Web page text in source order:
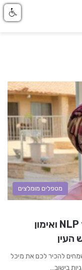
מטפלים מומלצים
מיכל פנחסי – טיפול רגשי מאסטר NLP ואימון
העין
להכיר לכם את מיכל